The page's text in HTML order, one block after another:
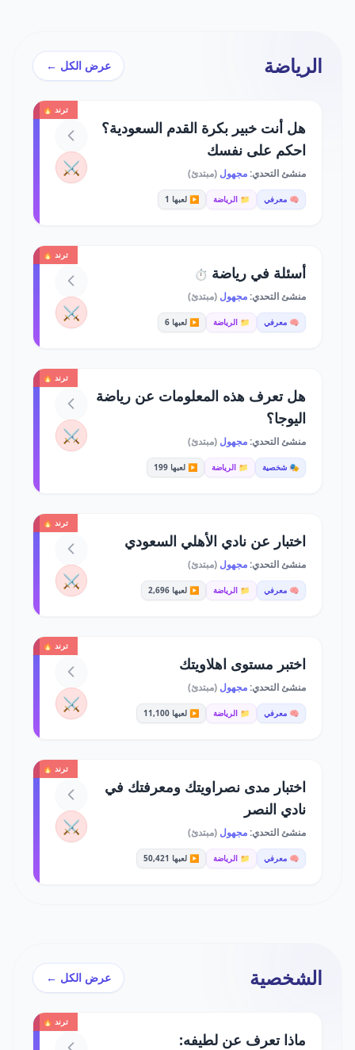
الرياضة عرض الكل ←
ترند 🔥
هل أنت خبير بكرة القدم السعودية؟
احكم على نفسك
منشئ التحدي:مجهول (مبتدئ)
🧠 معرفي 📁 الرياضة ▶️ لعبها 1
⚔️
ترند 🔥
أسئلة في رياضة ⏱️
منشئ التحدي:مجهول (مبتدئ)
🧠 معرفي 📁 الرياضة ▶️ لعبها 6 ⚔️
ترند 🔥
هل تعرف هذه المعلومات عن رياضة
اليوجا؟
منشئ التحدي:مجهول (مبتدئ)
🎭 شخصية 📁 الرياضة ▶️ لعبها 199
⚔️
ترند 🔥
اختبار عن نادي الأهلي السعودي
منشئ التحدي:مجهول (مبتدئ)
🧠 معرفي 📁 الرياضة ▶️ لعبها 2,696 ⚔️
ترند 🔥
اختبر مستوى اهلاويتك
منشئ التحدي:مجهول (مبتدئ)
🧠 معرفي 📁 الرياضة ▶️ لعبها 11,100 ⚔️
ترند 🔥
اختبار مدى نصراويتك ومعرفتك في
نادي النصر
منشئ التحدي:مجهول (مبتدئ)
🧠 معرفي 📁 الرياضة ▶️ لعبها 50,421
⚔️
الشخصية عرض الكل ←
ترند 🔥
ماذا تعرف عن لطيفه: